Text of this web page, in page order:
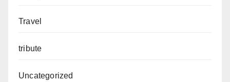
Travel
tribute
Uncategorized